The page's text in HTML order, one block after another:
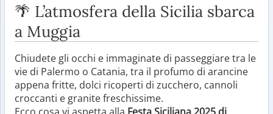
🌴 L’atmosfera della Sicilia sbarca
a Muggia
Chiudete gli occhi e immaginate di passeggiare tra le
vie di Palermo o Catania, tra il profumo di arancine
appena fritte, dolci ricoperti di zucchero, cannoli
croccanti e granite freschissime.
Ecco cosa vi aspetta alla Festa Siciliana 2025 di